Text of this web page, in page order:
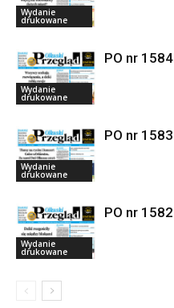
Wydanie
drukowane
Wydanie
drukowane
PO nr 1584
Wydanie
drukowane
PO nr 1583
Wydanie
drukowane
PO nr 1582